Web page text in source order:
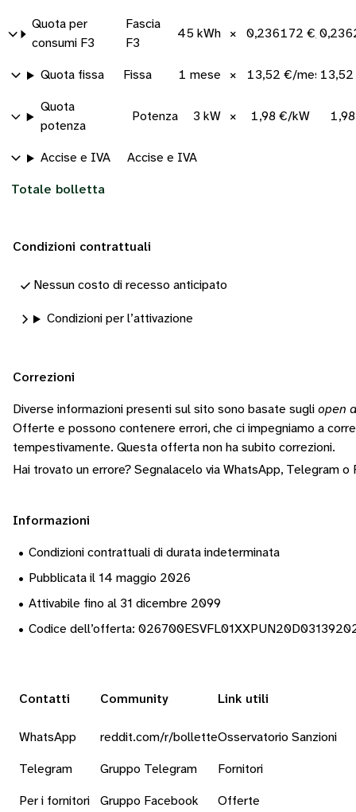
Quota per
consumi F3
Fascia
F3
45 kWh × 0,236172 €/kWh
Quota fissa Fissa 1 mese × 13,52 €/mese
Quota
potenza
Potenza 3 kW × 1,98 €/kW
Accise e IVA Accise e IVA
Totale bolletta
Condizioni contrattuali
Nessun costo di recesso anticipato
Condizioni per l’attivazione
Correzioni
Diverse informazioni presenti sul sito sono basate sugli open
Offerte e possono contenere errori, che ci impegniamo a
tempestivamente. Questa offerta non ha subito correzioni.
Hai trovato un errore? Segnalacelo via WhatsApp, Telegram o
Informazioni
• Condizioni contrattuali di durata indeterminata
• Pubblicata il 14 maggio 2026
• Attivabile fino al 31 dicembre 2099
• Codice dell’offerta:
Contatti
WhatsApp
Telegram
Per i fornitori
Community
reddit.com/r/bollette
Gruppo Telegram
Gruppo Facebook
Link utili
Osservatorio Sanzioni
Fornitori
Offerte